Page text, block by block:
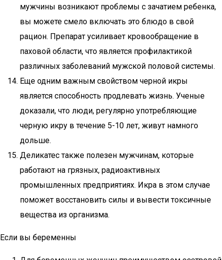
мужчины возникают проблемы с зачатием ребенка,
вы можете смело включать это блюдо в свой
рацион. Препарат усиливает кровообращение в
паховой области, что является профилактикой
различных заболеваний мужской половой системы.
Еще одним важным свойством черной икры
является способность продлевать жизнь. Ученые
доказали, что люди, регулярно употребляющие
черную икру в течение 5-10 лет, живут намного
дольше.
Деликатес также полезен мужчинам, которые
работают на грязных, радиоактивных
промышленных предприятиях. Икра в этом случае
поможет восстановить силы и вывести токсичные
вещества из организма.
Если вы беременны